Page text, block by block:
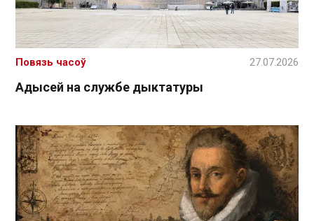
Адысей на службе дыктатуры
Повязь часоў 27.07.2026